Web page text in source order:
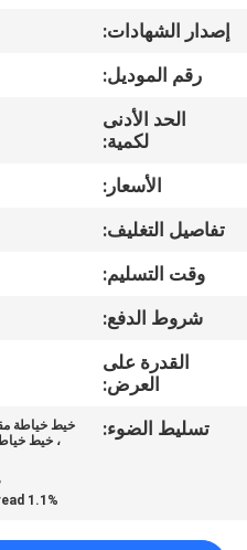
الواقع
الافتراضي
معلومات
جولة
المعمل
الجودة
إصدار الشهادات:
رقم الموديل:
الحد الأدنى
لكمية:
الأسعار:
تفاصيل التغليف:
وقت التسليم:
شروط الدفع:
القدرة على
العرض:
تسليط الضوء:
,
1.1% elongation heat resistant sewing thread